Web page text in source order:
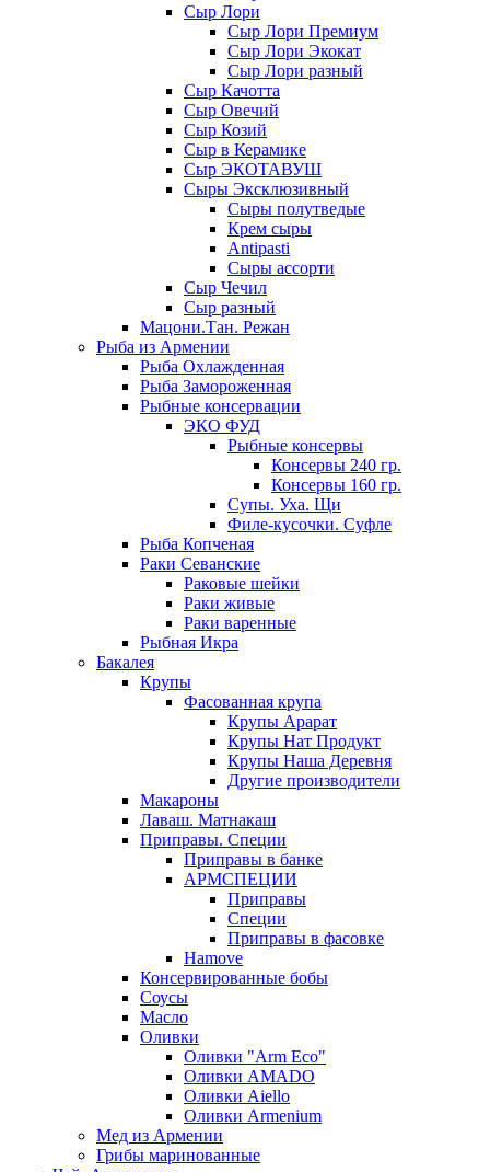
Сыр Лори
Сыр Лори Премиум
Сыр Лори Экокат
Сыр Лори разный
Сыр Качотта
Сыр Овечий
Сыр Козий
Сыр в Керамике
Сыр ЭКОТАВУШ
Сыры Эксклюзивный
Сыры полутведые
Крем сыры
Antipasti
Сыры ассорти
Сыр Чечил
Сыр разный
Мацони.Тан. Режан
Рыба из Армении
Рыба Охлажденная
Рыба Замороженная
Рыбные консервации
ЭКО ФУД
Рыбные консервы
Консервы 240 гр.
Консервы 160 гр.
Супы. Уха. Щи
Филе-кусочки. Суфле
Рыба Копченая
Раки Севанские
Раковые шейки
Раки живые
Раки варенные
Рыбная Икра
Бакалея
Крупы
Фасованная крупа
Крупы Арарат
Крупы Нат Продукт
Крупы Наша Деревня
Другие производители
Макароны
Лаваш. Матнакаш
Приправы. Специи
Приправы в банке
АРМСПЕЦИИ
Приправы
Специи
Приправы в фасовке
Hamove
Консервированные бобы
Соусы
Масло
Оливки
Оливки "Arm Eco"
Оливки AMADO
Оливки Aiello
Оливки Armenium
Мед из Армении
Грибы маринованные